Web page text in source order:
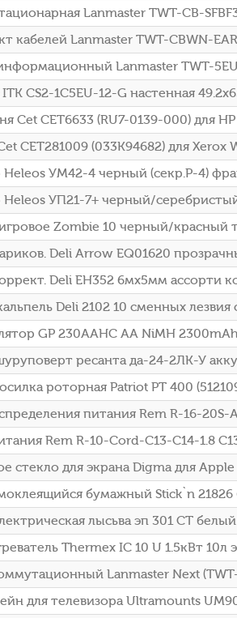
Lanmaster TWT-CB-
кабелей Lanmaster TWT-CBWN-
Lanmaster TWT-
ITK CS2-1C5EU-12-G настенная
Cet CET6633 (RU7-0139-000) для
CET281009 (033K94682) для Xerox
УМ42-4 черный (секр.P-4)
УП21-7+ черный/
Zombie 10 черный/красный
Deli Arrow EQ01620
Deli EH352 6мх5мм ассорти
Deli 2102 10 сменных лезвия
GP 230AAHC AA NiMH
ресанта да-24-2ЛК-У
роторная Patriot PT 400
питания Rem R-16-
Rem R-10-Cord-C13-C14-1.8
стекло для экрана Digma для Apple
бумажный Stick`n 21826
лысьва эп 301 СТ
Thermex IC 10 U 1.5кВт
Lanmaster Next
для телевизора Ultramounts